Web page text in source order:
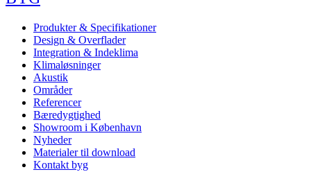
Produkter & Specifikationer
Design & Overflader
Integration & Indeklima
Klimaløsninger
Akustik
Områder
Referencer
Bæredygtighed
Showroom i København
Nyheder
Materialer til download
Kontakt byg